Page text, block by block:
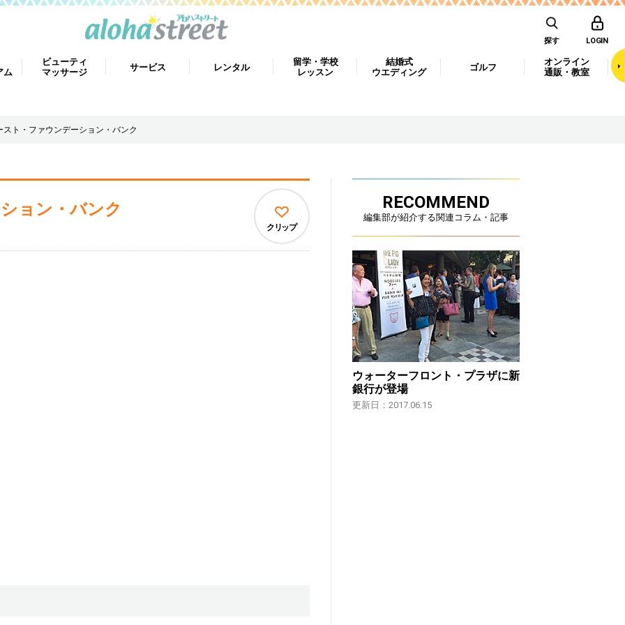
探す LOGIN
ム
ビューティ
マッサージ
サービス レンタル
留学・学校
レッスン
結婚式
ウエディング
ゴルフ
オンライン
通販・教室
スト・ファウンデーション・バンク
ョン・バンク
クリップ
RECOMMEND
編集部が紹介する関連コラム・記事
ウォーターフロント・プラザに新
銀行が登場
更新日：2017.06.15